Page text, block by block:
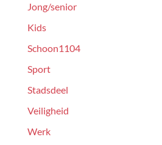
Jong/senior
Kids
Schoon1104
Sport
Stadsdeel
Veiligheid
Werk